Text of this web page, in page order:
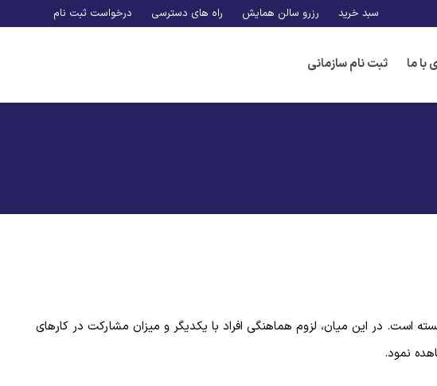
سبد خرید رزرو سالن همایش راه های دسترسی درخواست ثبت نام
ما ثبت نام سازمانی
در این میان، لزوم هماهنگی افراد با یکدیگر و میزان مشارکت در کارهای
نمود.